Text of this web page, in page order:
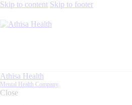
Skip to content Skip to footer
Athisa Health
Mental Health Company
Close